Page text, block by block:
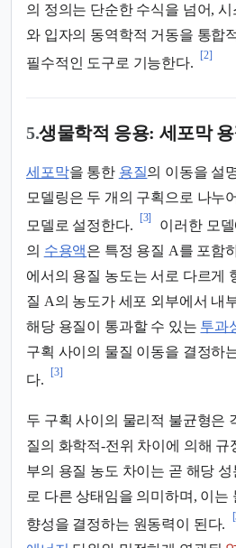
의 정의는 단순한 수식을 넘어,
와 입자의 동역학적 거동을 통합
필수적인 도구로 기능한다.
[2]
5.생물학적 응용: 세포막
세포막을 통한 용질의 이동을 설
모델링은 두 개의 구획으로 나누
모델로 설정한다.
[3]
이러한 모
의 수용액은 특정 용질 A를 포함
에서의 용질 농도는 서로 다르게
질 A의 농도가 세포 외부에서 내
해당 용질이 통과할 수 있는 투과
구획 사이의 물질 이동을 결정하
다.
[3]
두 구획 사이의 물리적 불균형은
질의 화학적-전위 차이에 의해 규
부의 용질 농도 차이는 곧 해당
로 다른 상태임을 의미하며, 이는
향성을 결정하는 원동력이 된다.